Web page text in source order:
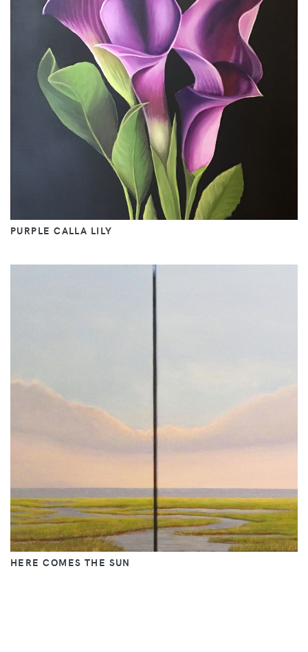
PURPLE CALLA LILY
HERE COMES THE SUN